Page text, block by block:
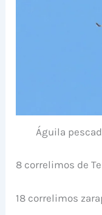
Águila
8 correlimos de
18 correlimos